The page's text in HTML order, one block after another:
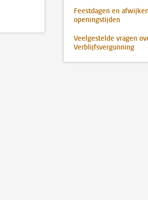
Feestdagen en
openingstijden
Veelgestelde vragen
Verblijfsvergunning